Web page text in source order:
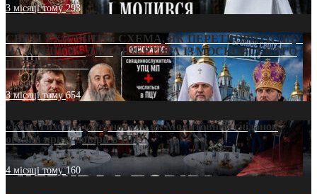
3 місяці тому293
СВЯТІ УХИЛЯНТИ: СХЕМА, ЯК ПЕРЕТВОРИТИ ПЦУ
НА «ОФШОР» ДЛЯ ДЕЗЕРТИРА ІЗ МОСКОВСЬКОГО
ПАТРІАРХАТУ
3 місяці тому654
«Кейс Тихона» у Тернополі: як Молитовний сніданок
оголив кризу довіри в ПЦУ
4 місяці тому160